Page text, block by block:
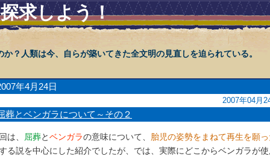
求しよう！
？人類は今、自らが築いてきた全文明の見直しを迫られている。
年4月24日
2007年04月
葬とベンガラについて～その２
は、 屈葬とベンガラの意味について、 胎児の姿勢をまねて再生を願
る説を中心にした紹介でしたが、では、実際にどこからベンガラが